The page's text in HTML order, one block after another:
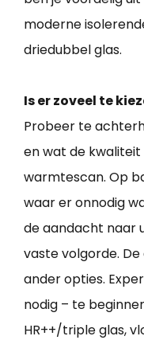
moderne
driedubbel glas.
Is er zoveel te
Probeer te
en wat de kwaliteit
warmtescan. Op
waar er onnodig
de aandacht naar
vaste volgorde. De
ander opties.
nodig – te
HR++/triple glas,